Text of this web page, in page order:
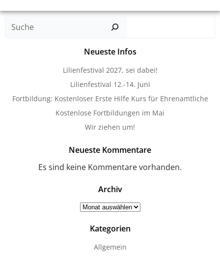
Neueste Infos
Lilienfestival 2027, sei dabei!
Lilienfestival 12.-14. Juni
Fortbildung: Kostenloser Erste Hilfe Kurs für Ehrenamtliche
Kostenlose Fortbildungen im Mai
Wir ziehen um!
Neueste Kommentare
Es sind keine Kommentare vorhanden.
Archiv
Archiv
Kategorien
Allgemein